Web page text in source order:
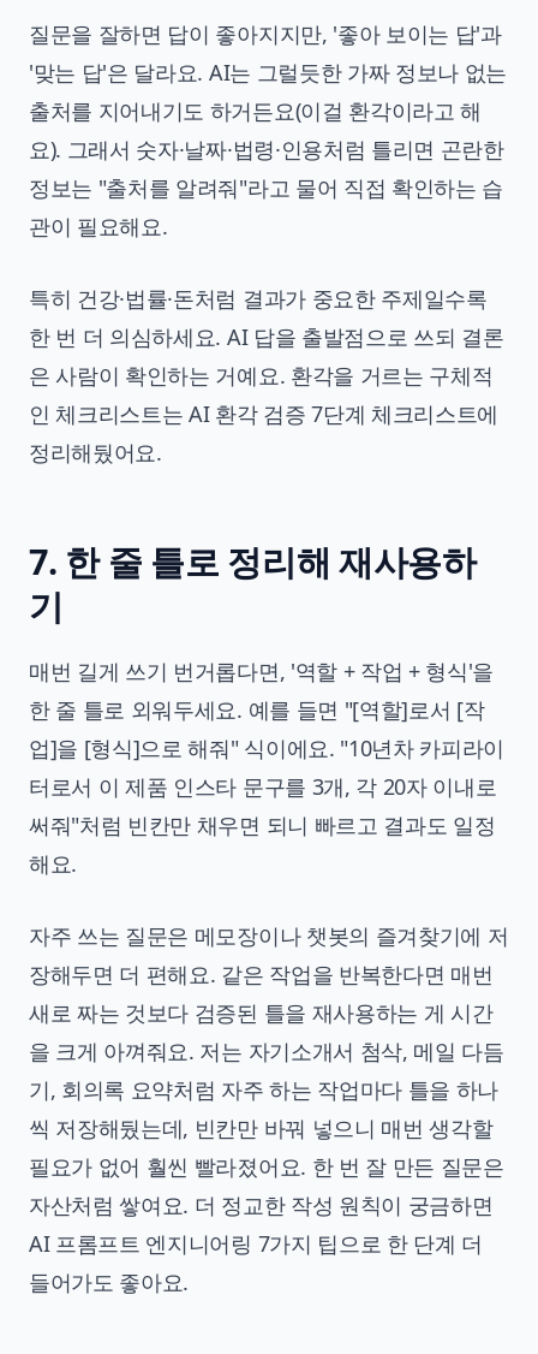
질문을 잘하면 답이 좋아지지만, '좋아 보이는 답'과
'맞는 답'은 달라요. AI는 그럴듯한 가짜 정보나 없는
출처를 지어내기도 하거든요(이걸 환각이라고 해
요). 그래서 숫자·날짜·법령·인용처럼 틀리면 곤란한
정보는 "출처를 알려줘"라고 물어 직접 확인하는 습
관이 필요해요.
특히 건강·법률·돈처럼 결과가 중요한 주제일수록
한 번 더 의심하세요. AI 답을 출발점으로 쓰되 결론
은 사람이 확인하는 거예요. 환각을 거르는 구체적
인 체크리스트는AI 환각 검증 7단계 체크리스트에
정리해뒀어요.
7. 한 줄 틀로 정리해 재사용하
기
매번 길게 쓰기 번거롭다면, '역할 + 작업 + 형식'을
한 줄 틀로 외워두세요. 예를 들면 "[역할]로서 [작
업]을 [형식]으로 해줘" 식이에요. "10년차 카피라이
터로서 이 제품 인스타 문구를 3개, 각 20자 이내로
써줘"처럼 빈칸만 채우면 되니 빠르고 결과도 일정
해요.
자주 쓰는 질문은 메모장이나 챗봇의 즐겨찾기에 저
장해두면 더 편해요. 같은 작업을 반복한다면 매번
새로 짜는 것보다 검증된 틀을 재사용하는 게 시간
을 크게 아껴줘요. 저는 자기소개서 첨삭, 메일 다듬
기, 회의록 요약처럼 자주 하는 작업마다 틀을 하나
씩 저장해뒀는데, 빈칸만 바꿔 넣으니 매번 생각할
필요가 없어 훨씬 빨라졌어요. 한 번 잘 만든 질문은
자산처럼 쌓여요. 더 정교한 작성 원칙이 궁금하면
AI 프롬프트 엔지니어링 7가지 팁으로 한 단계 더
들어가도 좋아요.